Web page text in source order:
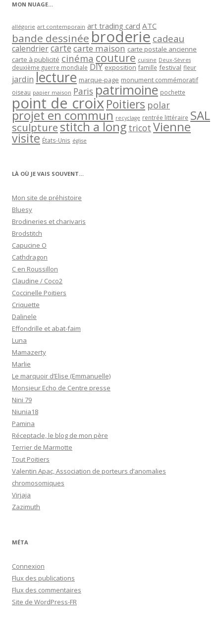
MON NUAGE…
allégorie art contemporain art trading card ATC
bande dessinée broderie cadeau
calendriercartecarte maison carte postale ancienne
carte à publicité cinéma couture cuisine Deux-Sèvres
deuxième guerre mondiale DIY exposition famille festival fleur
jardin lecture marque-page monument commémoratif
oiseau papier maison Paris patrimoine pochette
point de croixPoitiers polar
projet en commun recyclage rentrée littéraire SAL
sculpturestitch a long tricot Vienne
visite États-Unis église
LÀ OÙ JE VAIS SOUVENT…
Mon site de préhistoire
Bluesy
Brodineries et charivaris
Brodstitch
Capucine O
Cathdragon
C en Roussillon
Claudine / Coco2
Coccinelle Poitiers
Criquette
Dalinele
Effondrille et abat-faim
Luna
Mamazerty
Marlie
Le marquoir d’Elise (Emmanuelle)
Monsieur Echo de Centre presse
Nini 79
Niunia18
Pamina
Réceptacle, le blog de mon père
Terrier de Marmotte
Tout Poitiers
Valentin Apac, Association de porteurs d’anomalies
chromosomiques
Virjaja
Zazimuth
MÉTA
Connexion
Flux des publications
Flux des commentaires
Site de WordPress-FR